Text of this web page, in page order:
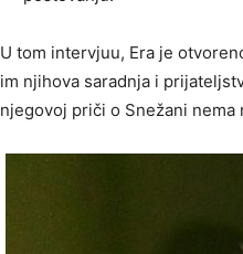
U tom intervjuu, Era je
im njihova saradnja i
njegovoj priči o Snežani